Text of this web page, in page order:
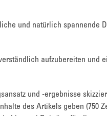
und natürlich spannende
aufzubereiten und
und -ergebnisse
des Artikels geben (750